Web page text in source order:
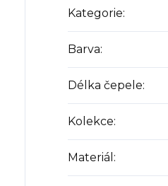
Kategorie:
Barva:
Délka čepele:
Kolekce:
Materiál :